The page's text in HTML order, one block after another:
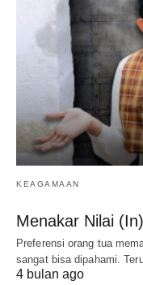
KEAGAMAAN
Menakar Nilai
Preferensi orang tua
sangat bisa dipahami.
4 bulan ago